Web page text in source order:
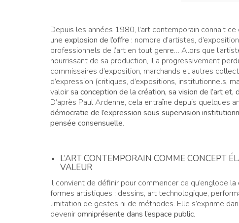
Depuis les années 1980, l’art contemporain connait
une explosion de l’offre : nombre d’artistes,
professionnels de l’art en tout genre… Alors que
nourrissant de sa production, il a progressivement
commissaires d’exposition, marchands et autres
d’expression (critiques, d’expositions, institutionnels,
valoirsa conception de la création, sa vision de l’art
D’après Paul Ardenne, cela entraîne depuis quelques
démocratie de l’expression sous supervision
pensée consensuelle.
L’ART CONTEMPORAIN COMME CONCEPT
VALEUR
Il convient de définir pour commencer ce qu’englobe la
formes artistiques : dessins, art technologique,
limitation de gestes ni de méthodes. Elle s’exprime
deveniromniprésente dans l’espace public.